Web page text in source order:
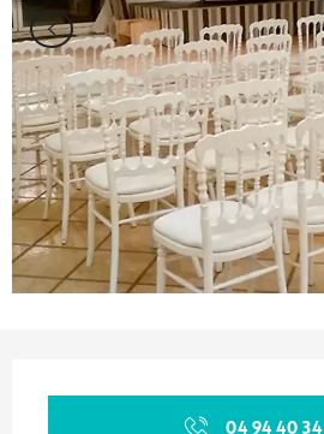
04 94 40 34